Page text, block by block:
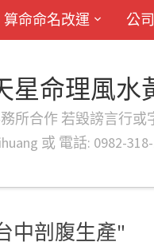
算命命名改運 公
星命理風水
所合作 若毀謗言行或
或 電話: 0982-
中剖腹生產"